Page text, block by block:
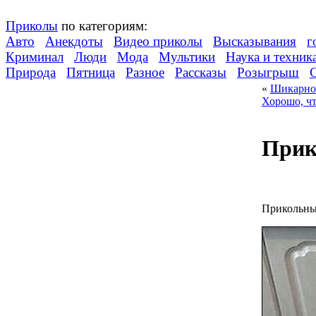
Приколы по категориям:
Авто
Анекдоты Видео приколы Высказывания
Криминал
Люди Мода Мультики
Наука и
Природа
Пятница Разное Рассказы Розыгрыш
«
Хорошо,